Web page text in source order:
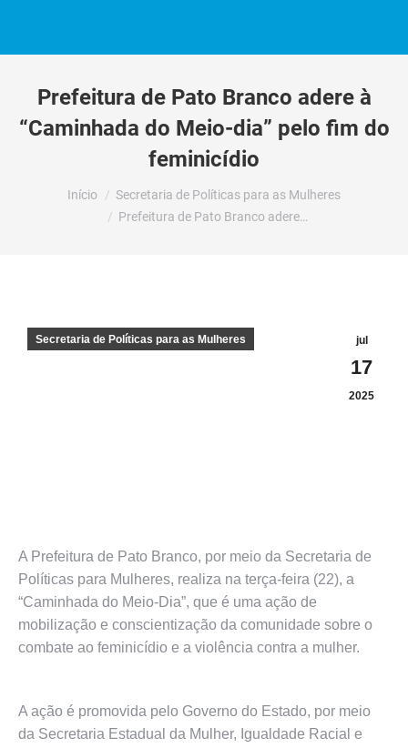
Prefeitura de Pato Branco adere à
“Caminhada do Meio-dia” pelo fim do
feminicídio
Você está aqui:
Início
Secretaria de Políticas para as Mulheres
Prefeitura de Pato Branco adere…
jul
17
2025
Secretaria de Políticas para as Mulheres
A Prefeitura de Pato Branco, por meio da Secretaria de
Políticas para Mulheres, realiza na terça-feira (22), a
“Caminhada do Meio-Dia”, que é uma ação de
mobilização e conscientização da comunidade sobre o
combate ao feminicídio e a violência contra a mulher.
A ação é promovida pelo Governo do Estado, por meio
da Secretaria Estadual da Mulher, Igualdade Racial e